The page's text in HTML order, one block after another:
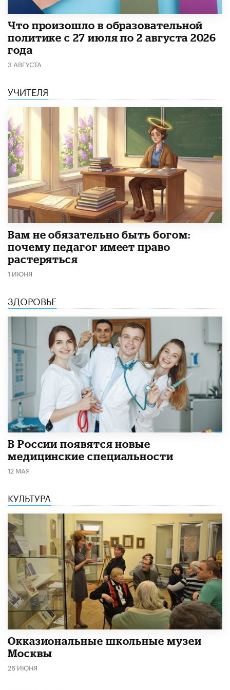
​Что произошло в образовательной
политике с 27 июля по 2 августа 2026
года
3 АВГУСТА
УЧИТЕЛЯ
​Вам не обязательно быть богом:
почему педагог имеет право
растеряться
1 ИЮНЯ
ЗДОРОВЬЕ
В России появятся новые
медицинские специальности
12 МАЯ
КУЛЬТУРА
​Окказиональные школьные музеи
Москвы
26 ИЮНЯ